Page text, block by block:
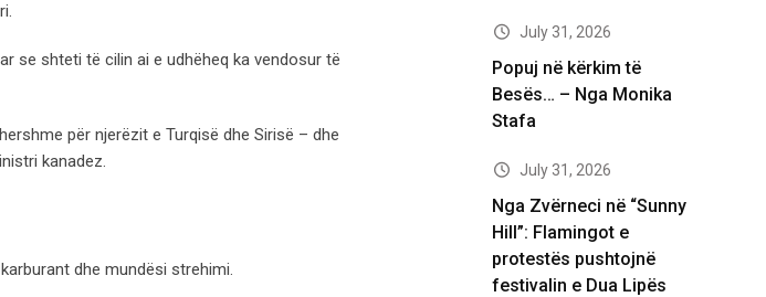
se shteti të cilin ai e udhëheq ka vendosur të
për njerëzit e Turqisë dhe Sirisë – dhe
kanadez.
dhe mundësi strehimi.
July 31, 2026
Popuj në kërkim të
Besës… – Nga Monika
Stafa
July 31, 2026
Nga Zvërneci në “Sunny
Hill”: Flamingot e
protestës pushtojnë
festivalin e Dua Lipës